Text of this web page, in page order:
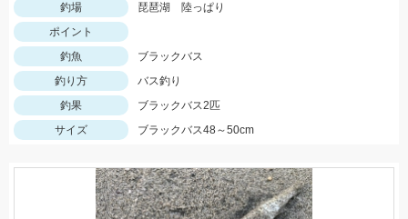
釣場
琵琶湖 陸っぱり
ポイント
釣魚
ブラックバス
釣り方
バス釣り
釣果
ブラックバス2匹
サイズ
ブラックバス48～50cm